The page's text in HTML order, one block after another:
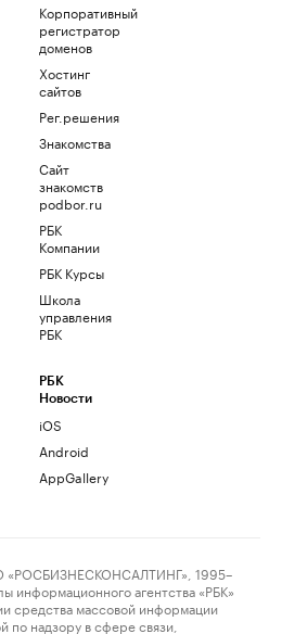
Корпоративный
регистратор
доменов
Хостинг
сайтов
Рег.решения
Знакомства
Сайт
знакомств
podbor.ru
РБК
Компании
РБК Курсы
Школа
управления
РБК
РБК
Новости
iOS
Android
AppGallery
1995–
информационного агентства «РБК»
средства массовой информации
по надзору в сфере связи,